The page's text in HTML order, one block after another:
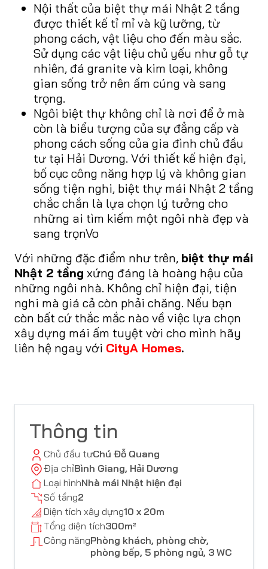
Nội thất của biệt thự mái Nhật 2 tầng
được thiết kế tỉ mỉ và kỹ lưỡng, từ
phong cách, vật liệu cho đến màu sắc.
Sử dụng các vật liệu chủ yếu như gỗ tự
nhiên, đá granite và kim loại, không
gian sống trở nên ấm cúng và sang
trọng.
Ngôi biệt thự không chỉ là nơi để ở mà
còn là biểu tượng của sự đẳng cấp và
phong cách sống của gia đình chủ đầu
tư tại Hải Dương. Với thiết kế hiện đại,
bố cục công năng hợp lý và không gian
sống tiện nghi, biệt thự mái Nhật 2 tầng
chắc chắn là lựa chọn lý tưởng cho
những ai tìm kiếm một ngôi nhà đẹp và
sang trọnVo
Với những đặc điểm như trên, biệt thự mái
Nhật 2 tầng xứng đáng là hoàng hậu của
những ngôi nhà. Không chỉ hiện đại, tiện
nghi mà giá cả còn phải chăng. Nếu bạn
còn bất cứ thắc mắc nào về việc lựa chọn
xây dựng mái ấm tuyệt vời cho mình hãy
liên hệ ngay với CityA Homes.
Thông tin
Chủ đầu tưChú Đỗ Quang
Địa chỉBình Giang, Hải Dương
Loại hìnhNhà mái Nhật hiện đại
Số tầng2
Diện tích xây dựng10 x 20m
Tổng diện tích300m²
Công năngPhòng khách, phòng chờ,
phòng bếp, 5 phòng ngủ, 3 WC